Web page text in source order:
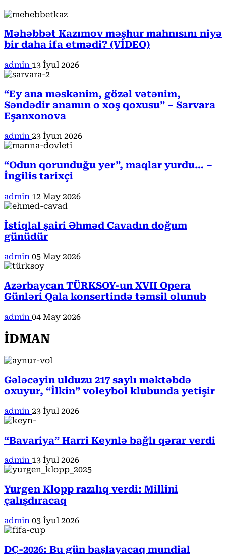
Məhəbbət Kazımov məşhur mahnısını niyə
bir daha ifa etmədi? (VİDEO)
admin 13 İyul 2026
“Ey ana məskənim, gözəl vətənim,
Səndədir anamın o xoş qoxusu” – Sarvara
Eşanxonova
admin 23 İyun 2026
“Odun qorunduğu yer”, maqlar yurdu… –
İngilis tarixçi
admin 12 May 2026
İstiqlal şairi Əhməd Cavadın doğum
günüdür
admin 05 May 2026
Azərbaycan TÜRKSOY-un XVII Opera
Günləri Qala konsertində təmsil olunub
admin 04 May 2026
İDMAN
Gələcəyin ulduzu 217 saylı məktəbdə
oxuyur, “İlkin” voleybol klubunda yetişir
admin 23 İyul 2026
“Bavariya” Harri Keynlə bağlı qərar verdi
admin 13 İyul 2026
Yurgen Klopp razılıq verdi: Millini
çalışdıracaq
admin 03 İyul 2026
DÇ-2026: Bu gün başlayacaq mundial